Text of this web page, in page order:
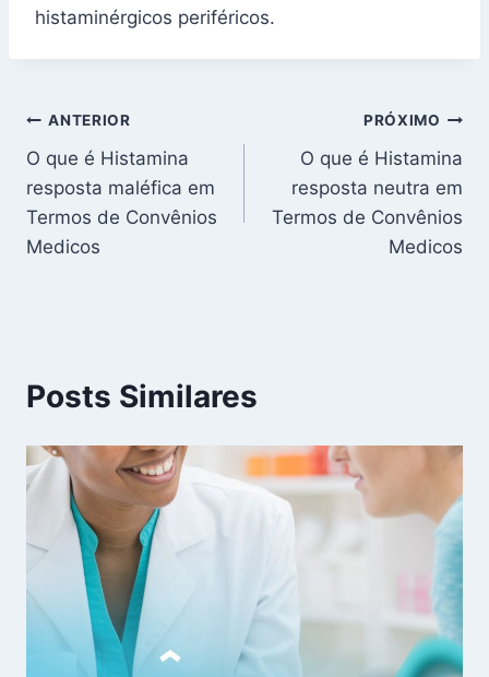
histaminérgicos periféricos.
Navegação
de
Post
ANTERIOR
O que é Histamina
resposta maléfica em
Termos de Convênios
Medicos
PRÓXIMO
O que é Histamina
resposta neutra em
Termos de Convênios
Medicos
Posts Similares